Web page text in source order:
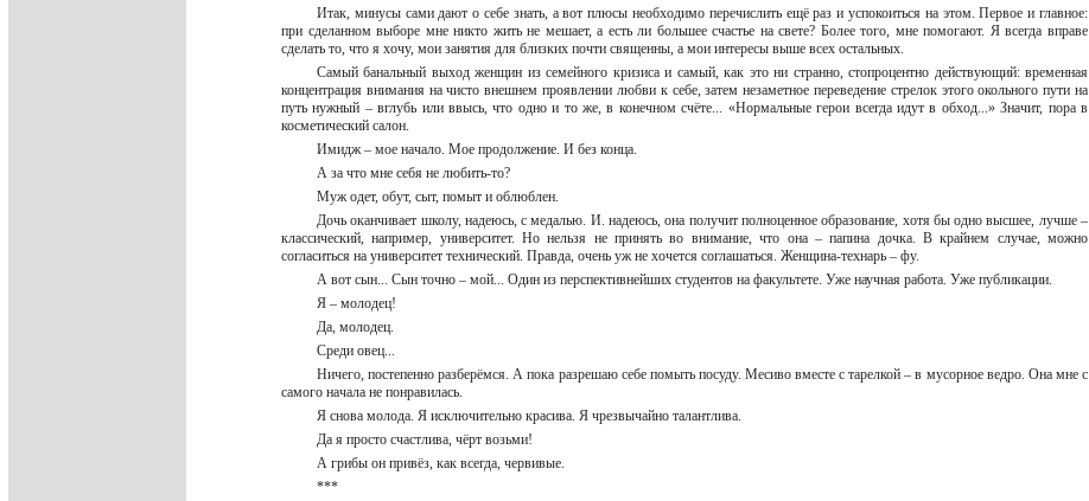
Итак, минусы сами дают о себе знать, а вот плюсы необходимо перечислить ещё раз и успокоиться на этом. Первое и главное:
при сделанном выборе мне никто жить не мешает, а есть ли большее счастье на свете? Более того, мне помогают. Я всегда вправе
сделать то, что я хочу, мои занятия для близких почти священны, а мои интересы выше всех остальных.
Самый банальный выход женщин из семейного кризиса и самый, как это ни странно, стопроцентно действующий: временная
концентрация внимания на чисто внешнем проявлении любви к себе, затем незаметное переведение стрелок этого окольного пути на
путь нужный – вглубь или ввысь, что одно и то же, в конечном счёте... «Нормальные герои всегда идут в обход...» Значит, пора в
косметический салон.
Имидж – мое начало. Мое продолжение. И без конца.
А за что мне себя не любить-то?
Муж одет, обут, сыт, помыт и облюблен.
Дочь оканчивает школу, надеюсь, с медалью. И. надеюсь, она получит полноценное образование, хотя бы одно высшее, лучше –
классический, например, университет. Но нельзя не принять во внимание, что она – папина дочка. В крайнем случае, можно
согласиться на университет технический. Правда, очень уж не хочется соглашаться. Женщина-технарь – фу.
А вот сын... Сын точно – мой... Один из перспективнейших студентов на факультете. Уже научная работа. Уже публикации.
Я – молодец!
Да, молодец.
Среди овец...
Ничего, постепенно разберёмся. А пока разрешаю себе помыть посуду. Месиво вместе с тарелкой – в мусорное ведро. Она мне с
самого начала не понравилась.
Я снова молода. Я исключительно красива. Я чрезвычайно талантлива.
Да я просто счастлива, чёрт возьми!
А грибы он привёз, как всегда, червивые.
***